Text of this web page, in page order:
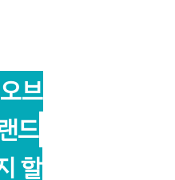
브
드
할